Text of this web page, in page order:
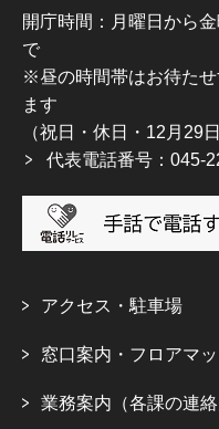
開庁時間：月曜日から
で
※昼の時間帯はお待た
ます
（祝日・休日・12月29
代表電話番号：045-
アクセス・駐車場
窓口案内・フロアマ
業務案内（各課の連絡